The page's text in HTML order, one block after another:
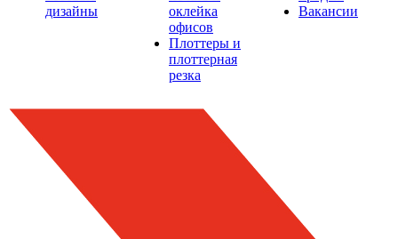
дизайны
оклейка
офисов
Плоттеры и
плоттерная
резка
Вакансии